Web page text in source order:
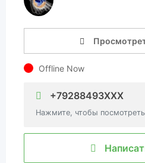
Offline Now
+79288493XXX
Нажмите, чтобы